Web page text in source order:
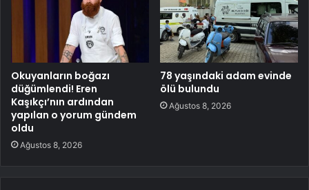
Okuyanların boğazı
düğümlendi! Eren
Kaşıkçı’nın ardından
yapılan o yorum gündem
oldu
Ağustos 8, 2026
78 yaşındaki adam evinde
ölü bulundu
Ağustos 8, 2026